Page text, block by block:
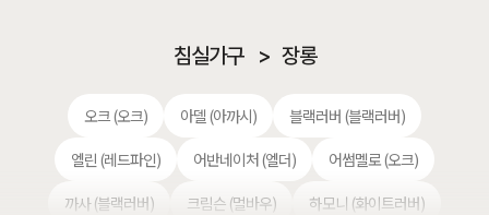
침실가구 > 장롱
오크 (오크) 아델 (아까시)
블랙러버 (블랙러버)
엘린 (레드파인)
어반네이처 (엘더)
어썸멜로 (오크)
까사 (블랙러버)
크림슨 (멀바우)
하모니 (화이트러버)